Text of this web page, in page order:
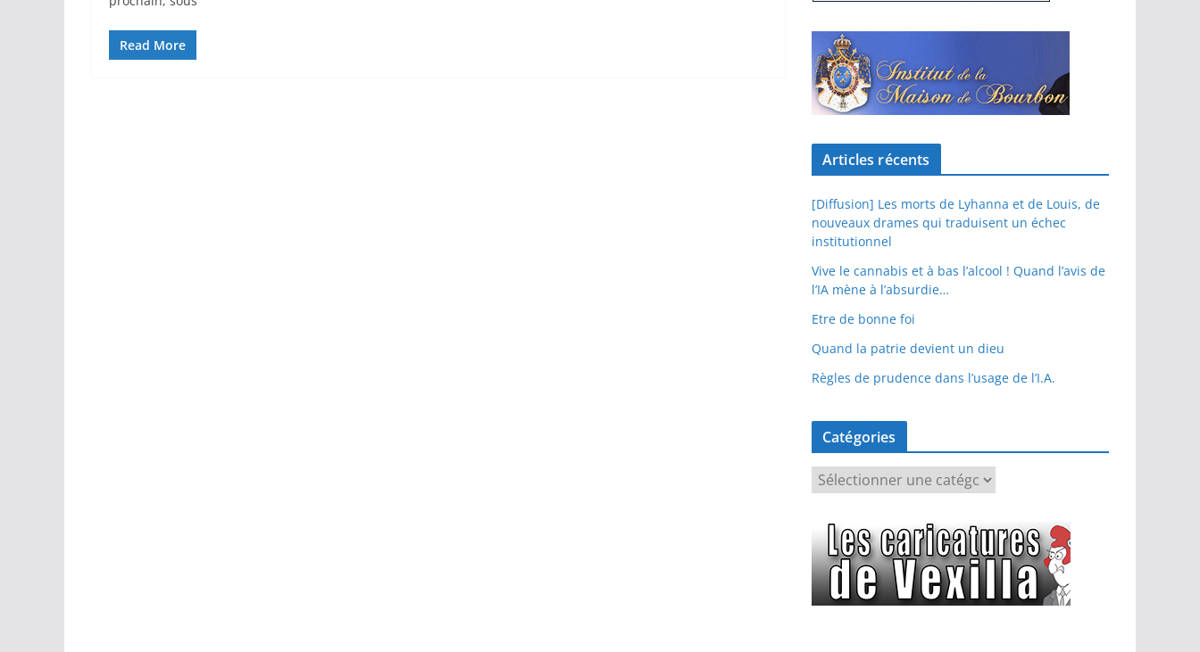
Read More
Articles récents
[Diffusion] Les morts de Lyhanna et de Louis, de
nouveaux drames qui traduisent un échec
institutionnel
Vive le cannabis et à bas l’alcool ! Quand l’avis de
l’IA mène à l’absurdie…
Etre de bonne foi
Quand la patrie devient un dieu
Règles de prudence dans l’usage de l’I.A.
Catégories
é
g
o
r